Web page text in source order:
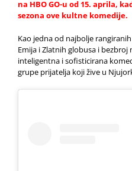
na HBO GO-u od 15. aprila,
sezona ove kultne komedije.
Kao jedna od najbolje
Emija i Zlatnih globusa i bezbroj
inteligentna i sofisticirana
grupe prijatelja koji žive u